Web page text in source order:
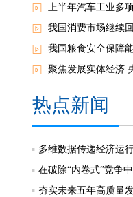
上半年汽车工业多
我国消费市场继续
我国粮食安全保障
聚焦发展实体经济
热点新闻
多维数据传递经济运
在破除“内卷式”竞争
夯实未来五年高质量